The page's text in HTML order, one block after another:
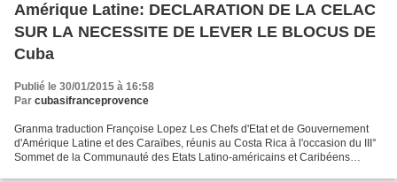
Amérique Latine: DECLARATION DE LA CELAC
SUR LA NECESSITE DE LEVER LE BLOCUS DE
Cuba
Publié le 30/01/2015 à 16:58
Par cubasifranceprovence
Granma traduction Françoise Lopez Les Chefs d'Etat et de Gouvernement
d'Amérique Latine et des Caraïbes, réunis au Costa Rica à l'occasion du III°
Sommet de la Communauté des Etats Latino-américains et Caribéens